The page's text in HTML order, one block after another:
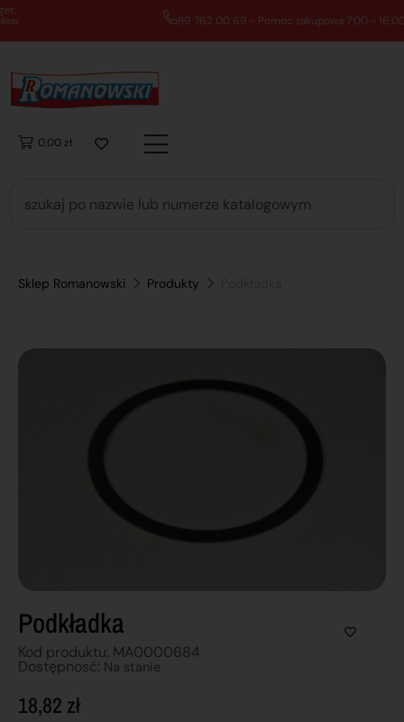
89 762 00 69 - Pomoc zakupowa 7:00 - 16:00
0,00 zł
Sklep Romanowski Produkty
Podkładka
Kod produktu: MA0000684
Dostępnosć: Na stanie
18,82 zł